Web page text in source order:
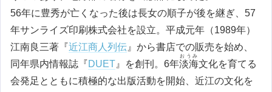
56年に豊秀が亡くなった後は長女の順子が後を継ぎ、57
年サンライズ印刷株式会社を設立。平成元年（1989年）
江南良三著『近江商人列伝 』から書店での販売を始め、
同年県内情報誌『DUET 』を創刊。6年淡海
おうみ
文化を育てる
会発足とともに積極的な出版活動を開始、近江の文化を